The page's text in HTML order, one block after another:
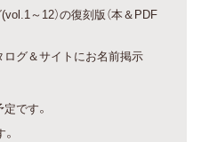
～12）の復刻版（本＆PDF
グ＆サイトにお名前掲示
です。